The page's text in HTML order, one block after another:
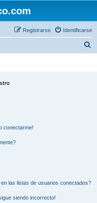
Identificarse
Registrarse
conectarme!
las listas de usuarios conectados?
siendo incorrecto!